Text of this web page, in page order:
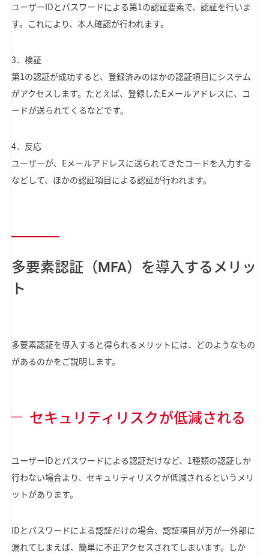
ユーザーIDとパスワードによる第1の認証要素で、認証を行いま
す。これにより、本人確認が行われます。
3．検証
第1の認証が成功すると、登録済みのほかの認証項目にシステム
がアクセスします。たとえば、登録したEメールアドレスに、コ
ードが送られてくるなどです。
4．反応
ユーザーが、Eメールアドレスに送られてきたコードを入力する
などして、ほかの認証項目による認証が行われます。
多要素認証（MFA）を導入するメリッ
ト
多要素認証を導入すると得られるメリットには、どのようなもの
があるのかをご説明します。
セキュリティリスクが低減される
ユーザーIDとパスワードによる認証だけなど、1種類の認証しか
行わない場合より、セキュリティリスクが低減されるというメリ
ットがあります。
IDとパスワードによる認証だけの場合、認証項目が万が一外部に
漏れてしまえば、簡単に不正アクセスされてしまいます。しか